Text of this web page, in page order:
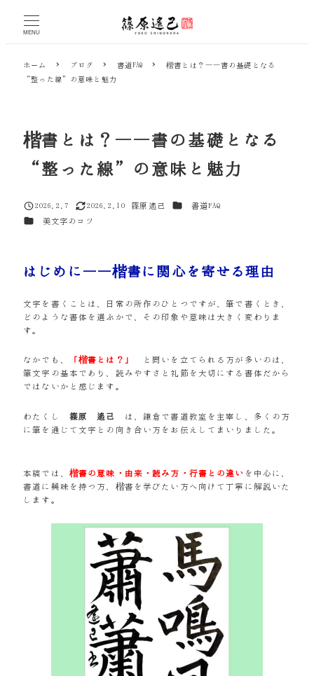
MENU
ホーム ブログ 書道FAQ
楷書とは？――書の基礎となる
“整った線”の意味と魅力
楷書とは？――書の基礎となる
“整った線”の意味と魅力
投稿日
2026.2.7
更新日
2026.2.10
篠原遙己 カテゴリー
書道FAQ
カテゴリー
美文字のコツ
はじめに――楷書に関心を寄せる理由
文字を書くことは、日常の所作のひとつですが、筆で書くとき、
どのような書体を選ぶかで、その印象や意味は大きく変わりま
す。
なかでも、 「楷書とは？」
と問いを立てられる方が多いのは、
筆文字の基本であり、読みやすさと礼節を大切にする書体だから
ではないかと感じます。
わたくし 篠原 遙己
は、鎌倉で書道教室を主宰し、多くの方
に筆を通じて文字との向き合い方をお伝えしてまいりました。
本稿では、 楷書の意味・由来・読み方・行書との違い を中心に、
書道に興味を持つ方、楷書を学びたい方へ向けて丁寧に解説いた
します。